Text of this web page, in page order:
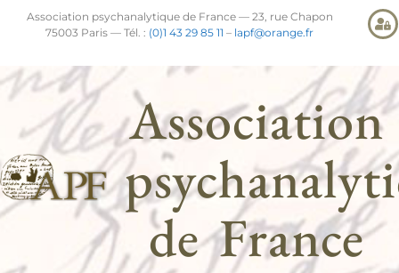
Association psychanalytique de France — 23, rue Chapon
75003 Paris — Tél. : (0)1 43 29 85 11 – lapf@orange.fr
Association
de France